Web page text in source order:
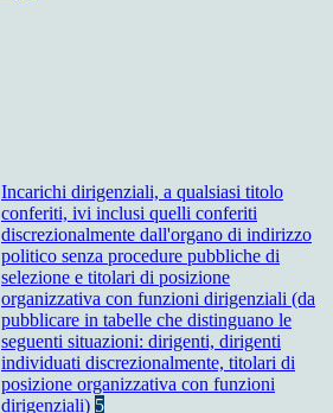
Incarichi dirigenziali, a qualsiasi titolo
conferiti, ivi inclusi quelli conferiti
discrezionalmente dall'organo di indirizzo
politico senza procedure pubbliche di
selezione e titolari di posizione
organizzativa con funzioni dirigenziali (da
pubblicare in tabelle che distinguano le
seguenti situazioni: dirigenti, dirigenti
individuati discrezionalmente, titolari di
posizione organizzativa con funzioni
dirigenziali) 5